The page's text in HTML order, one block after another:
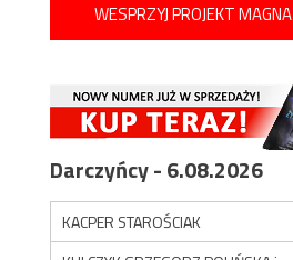
WESPRZYJ PROJEKT
Darczyńcy - 6.08.2026
KACPER STAROŚCIAK